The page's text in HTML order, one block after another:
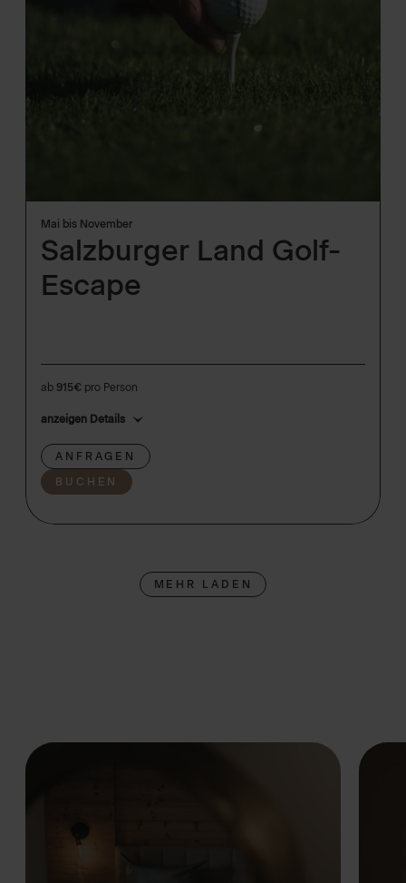
Mai bis November
Salzburger Land Golf-
Escape
ab 915€ pro Person
anzeigen Details
ANFRAGEN
BUCHEN
MEHR LADEN